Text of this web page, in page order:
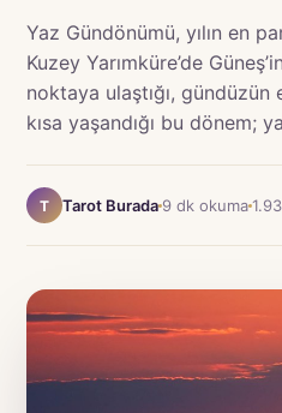
Yaz Gündönümü, yılın en
Kuzey Yarımküre’de
noktaya ulaştığı,
kısa yaşandığı bu dönem;
T Tarot Burada 9 dk okuma